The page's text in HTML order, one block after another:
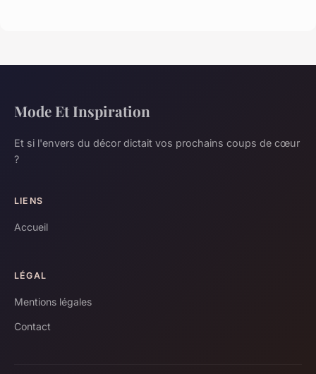
Mode Et Inspiration
Et si l'envers du décor dictait vos prochains coups de cœur
?
LIENS
Accueil
LÉGAL
Mentions légales
Contact